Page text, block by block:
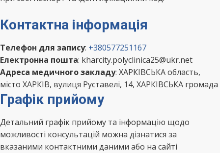
Контактна інформація
Телефон для запису: +380577251167
Електронна пошта: kharcity.polyclinica25@ukr.net
Адреса медичного закладу: ХАРКІВСЬКА область,
місто ХАРКІВ, вулиця Руставелі, 14, ХАРКІВСЬКА громада
Графік прийому
Детальний графік прийому та інформацію щодо
можливості консультацій можна дізнатися за
вказаними контактними даними або на сайті